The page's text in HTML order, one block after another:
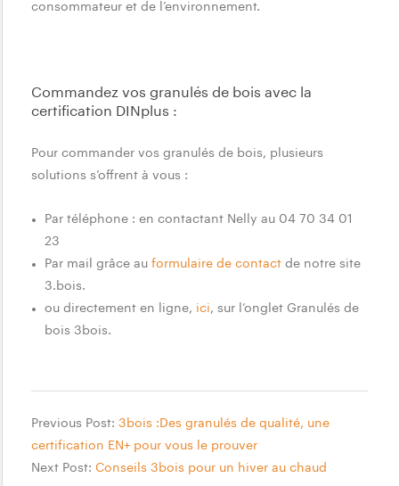
t
n
o
r
o
:
D
I
consommateur et de l’environnement.
Commandez vos granulés de bois avec la
certification DINplus :
Pour commander vos granulés de bois, plusieurs
solutions s’offrent à vous :
Par téléphone : en contactant Nelly au 04 70 34 01
23
Par mail grâce au formulaire de contact de notre site
3.bois.
ou directement en ligne, ici, sur l’onglet Granulés de
bois 3bois.
08-
03
Previous Post: 3bois :Des granulés de qualité, une
certification EN+ pour vous le prouver
Next Post: Conseils 3bois pour un hiver au chaud